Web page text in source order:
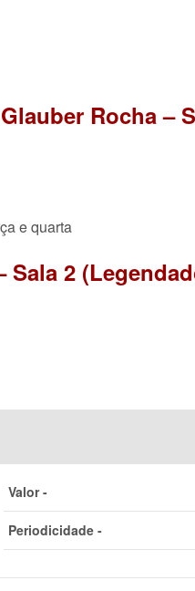
Rocha –
e quarta
Sala 2
Valor -
Periodicidade -